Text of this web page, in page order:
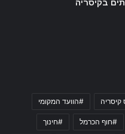
קיסריה #הוועד המקומי
#חוף הכרמל #חינוך